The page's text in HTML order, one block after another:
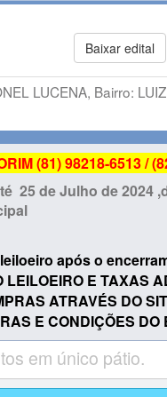
Baixar edital
LUCENA, Bairro:
de Julho de 2024
(81) 98218-6513 /
após o
E TAXAS
ATRAVÉS DO
E CONDIÇÕES DO
em único pátio.